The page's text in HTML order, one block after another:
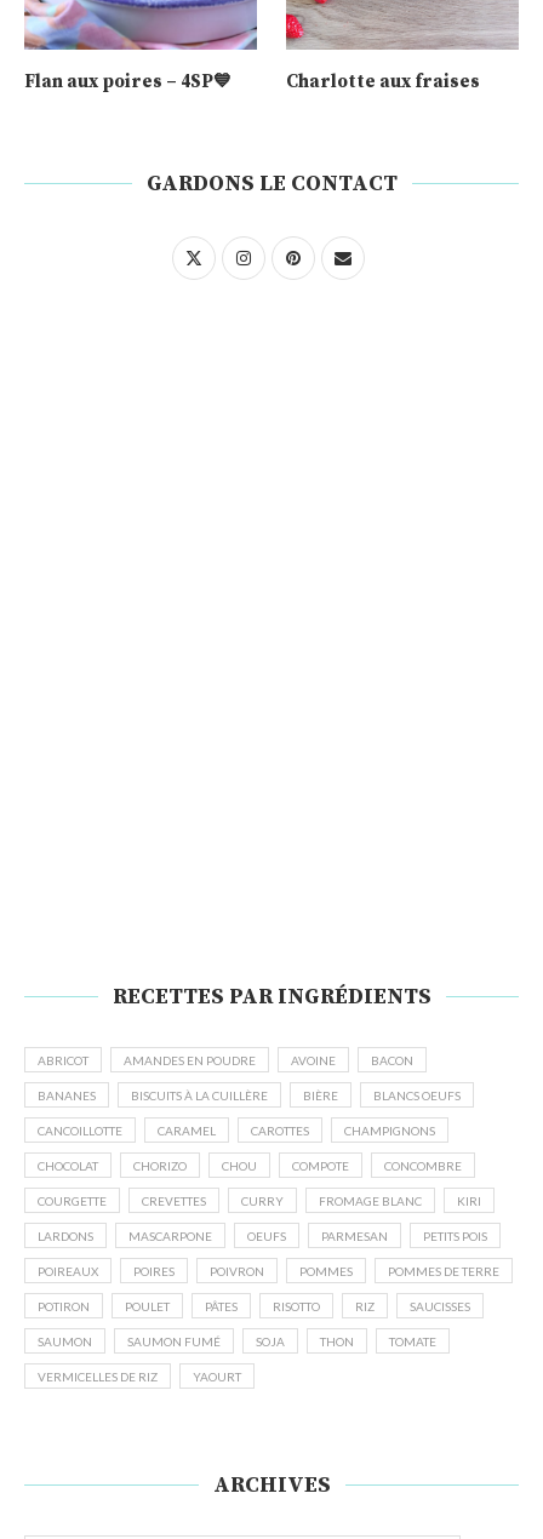
Flan aux poires – 4SP💙 Charlotte aux fraises
GARDONS LE CONTACT
RECETTES PAR INGRÉDIENTS
ABRICOT AMANDES EN POUDRE AVOINE BACON
BANANES BISCUITS À LA CUILLÈRE BIÈRE BLANCS OEUFS
CANCOILLOTTE CARAMEL CAROTTES CHAMPIGNONS
CHOCOLAT CHORIZO CHOU COMPOTE CONCOMBRE
COURGETTE CREVETTES CURRY FROMAGE BLANC KIRI
LARDONS MASCARPONE OEUFS PARMESAN PETITS POIS
POIREAUX POIRES POIVRON POMMES POMMES DE TERRE
POTIRON POULET PÂTES RISOTTO RIZ SAUCISSES
SAUMON SAUMON FUMÉ SOJA THON TOMATE
VERMICELLES DE RIZ YAOURT
ARCHIVES